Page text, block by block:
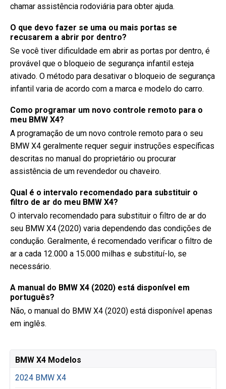
chamar assistência rodoviária para obter ajuda.
O que devo fazer se uma ou mais portas se
recusarem a abrir por dentro?
Se você tiver dificuldade em abrir as portas por dentro, é
provável que o bloqueio de segurança infantil esteja
ativado. O método para desativar o bloqueio de segurança
infantil varia de acordo com a marca e modelo do carro.
Como programar um novo controle remoto para o
meu BMW X4?
A programação de um novo controle remoto para o seu
BMW X4 geralmente requer seguir instruções específicas
descritas no manual do proprietário ou procurar
assistência de um revendedor ou chaveiro.
Qual é o intervalo recomendado para substituir o
filtro de ar do meu BMW X4?
O intervalo recomendado para substituir o filtro de ar do
seu BMW X4 (2020) varia dependendo das condições de
condução. Geralmente, é recomendado verificar o filtro de
ar a cada 12.000 a 15.000 milhas e substituí-lo, se
necessário.
A manual do BMW X4 (2020) está disponível em
português?
Não, o manual do BMW X4 (2020) está disponível apenas
em inglês.
BMW X4 Modelos
2024 BMW X4